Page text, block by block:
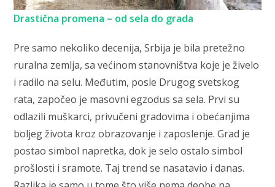
Drastična promena – od sela do grada
Pre samo nekoliko decenija, Srbija je bila pretežno
ruralna zemlja, sa većinom stanovništva koje je živelo
i radilo na selu. Međutim, posle Drugog svetskog
rata, započeo je masovni egzodus sa sela. Prvi su
odlazili muškarci, privučeni gradovima i obećanjima
boljeg života kroz obrazovanje i zaposlenje. Grad je
postao simbol napretka, dok je selo ostalo simbol
prošlosti i sramote. Taj trend se nasatavio i danas.